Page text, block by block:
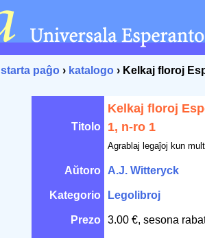
starta paĝo › katalogo › Kelkaj floroj
Titolo
Kelkaj floroj
1, n-ro 1
Agrablaj legaĵoj kun
Aŭtoro A.J. Witteryck
Kategorio Legolibroj
Prezo 3.00 €, sesona